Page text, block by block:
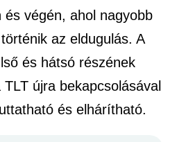
és végén, ahol nagyobb
az eldugulás. A
és hátsó részének
újra bekapcsolásával
és elhárítható.